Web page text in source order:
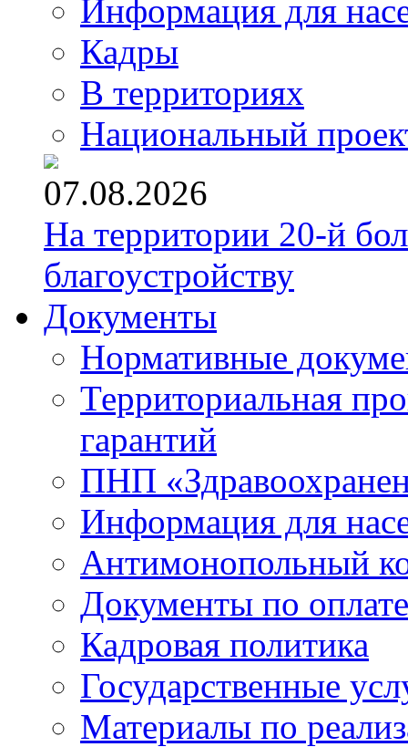
Информация для
Кадры
В территориях
Национальный
07.08.2026
На территории 20-й
благоустройству
Документы
Нормативные
Территориальная
гарантий
ПНП
Информация для
Антимонопольный
Документы по
Кадровая политика
Государственные
Материалы по